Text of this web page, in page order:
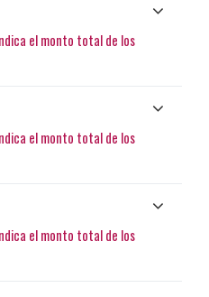
el monto total de los
el monto total de los
el monto total de los